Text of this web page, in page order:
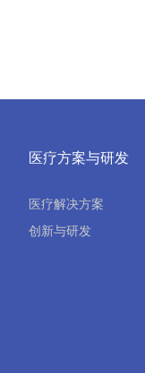
医疗方案与研发
医疗解决方案
创新与研发